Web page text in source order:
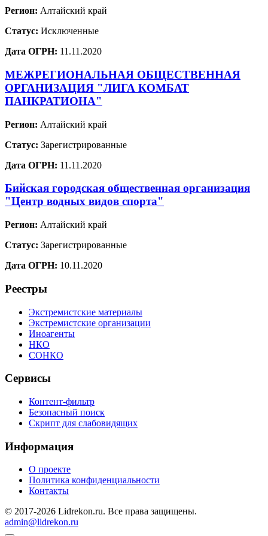
Регион: Алтайский край
Статус: Исключенные
Дата ОГРН: 11.11.2020
МЕЖРЕГИОНАЛЬНАЯ ОБЩЕСТВЕННАЯ
ОРГАНИЗАЦИЯ "ЛИГА КОМБАТ
ПАНКРАТИОНА"
Регион: Алтайский край
Статус: Зарегистрированные
Дата ОГРН: 11.11.2020
Бийская городская общественная организация
"Центр водных видов спорта"
Регион: Алтайский край
Статус: Зарегистрированные
Дата ОГРН: 10.11.2020
Реестры
Экстремистские материалы
Экстремистские организации
Иноагенты
НКО
СОНКО
Сервисы
Контент-фильтр
Безопасный поиск
Скрипт для слабовидящих
Информация
О проекте
Политика конфиденциальности
Контакты
© 2017-2026 Lidrekon.ru. Все права защищены.
admin@lidrekon.ru